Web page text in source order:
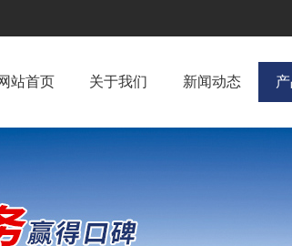
站首页 关于我们 新闻动态